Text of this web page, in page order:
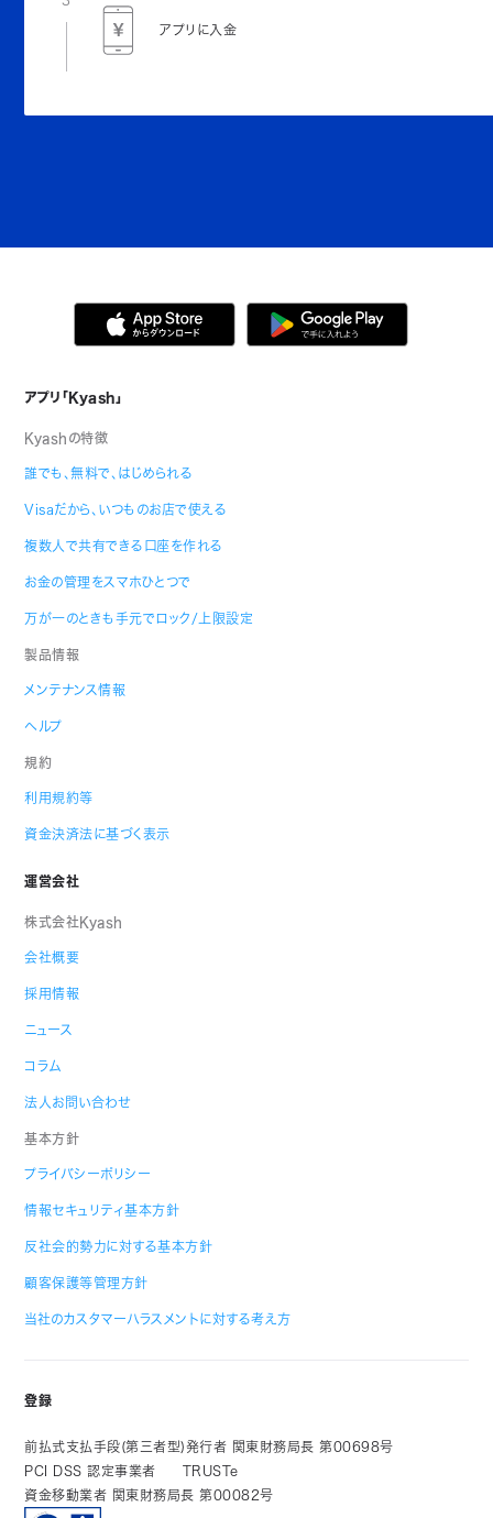
アプリに入金
アプリ「Kyash」
Kyashの特徴
誰でも、無料で、はじめられる
Visaだから、いつものお店で使える
複数人で共有できる口座を作れる
お金の管理をスマホひとつで
万が一のときも手元でロック/上限設定
製品情報
メンテナンス情報
ヘルプ
規約
利用規約等
資金決済法に基づく表示
運営会社
株式会社Kyash
会社概要
採用情報
ニュース
コラム
法人お問い合わせ
基本方針
プライバシーポリシー
情報セキュリティ基本方針
反社会的勢力に対する基本方針
顧客保護等管理方針
当社のカスタマーハラスメントに対する考え方
登録
前払式支払手段(第三者型)発行者 関東財務局長 第00698号
PCI DSS 認定事業者
TRUSTe
資金移動業者 関東財務局長 第00082号